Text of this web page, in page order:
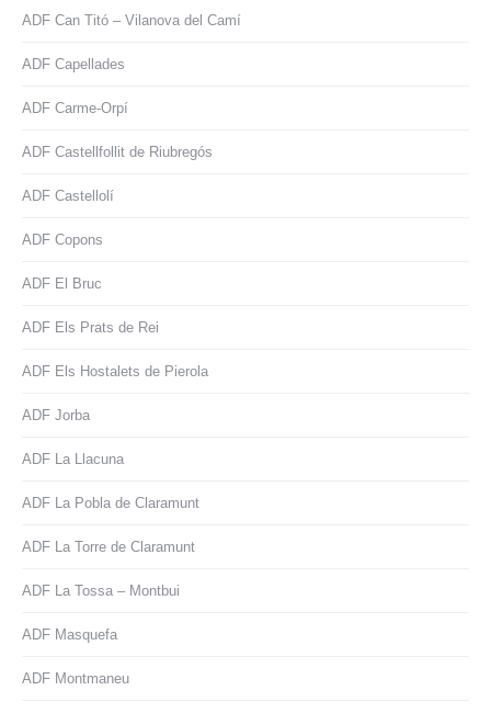
ADF Can Titó – Vilanova del Camí
ADF Capellades
ADF Carme-Orpí
ADF Castellfollit de Riubregós
ADF Castellolí
ADF Copons
ADF El Bruc
ADF Els Prats de Rei
ADF Els Hostalets de Pierola
ADF Jorba
ADF La Llacuna
ADF La Pobla de Claramunt
ADF La Torre de Claramunt
ADF La Tossa – Montbui
ADF Masquefa
ADF Montmaneu